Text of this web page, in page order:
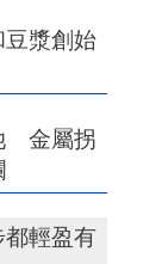
漿創始
金屬拐
都輕盈有